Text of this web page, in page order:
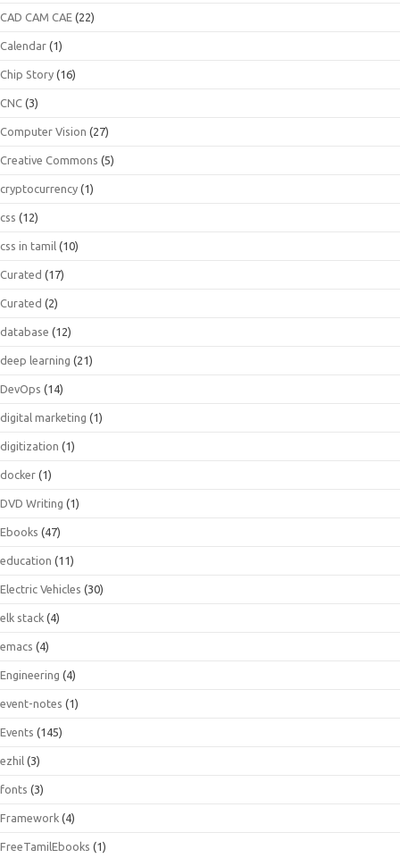
CAD CAM CAE (22)
Calendar (1)
Chip Story (16)
CNC (3)
Computer Vision (27)
Creative Commons (5)
cryptocurrency (1)
css (12)
css in tamil (10)
Curated (17)
Curated (2)
database (12)
deep learning (21)
DevOps (14)
digital marketing (1)
digitization (1)
docker (1)
DVD Writing (1)
Ebooks (47)
education (11)
Electric Vehicles (30)
elk stack (4)
emacs (4)
Engineering (4)
event-notes (1)
Events (145)
ezhil (3)
fonts (3)
Framework (4)
FreeTamilEbooks (1)